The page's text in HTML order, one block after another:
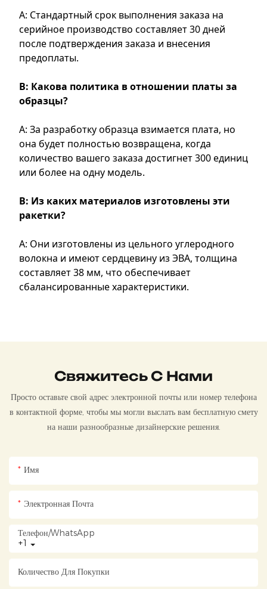
А: Стандартный срок выполнения заказа на
серийное производство составляет 30 дней
после подтверждения заказа и внесения
предоплаты.
В: Какова политика в отношении платы за
образцы?
A: За разработку образца взимается плата, но
она будет полностью возвращена, когда
количество вашего заказа достигнет 300 единиц
или более на одну модель.
В: Из каких материалов изготовлены эти
ракетки?
А: Они изготовлены из цельного углеродного
волокна и имеют сердцевину из ЭВА, толщина
составляет 38 мм, что обеспечивает
сбалансированные характеристики.
Свяжитесь С Нами
Просто оставьте свой адрес электронной почты или номер телефона
в контактной форме, чтобы мы могли выслать вам бесплатную смету
на наши разнообразные дизайнерские решения.
Имя
Электронная Почта
+1
Телефон/WhatsApp
Количество Для Покупки